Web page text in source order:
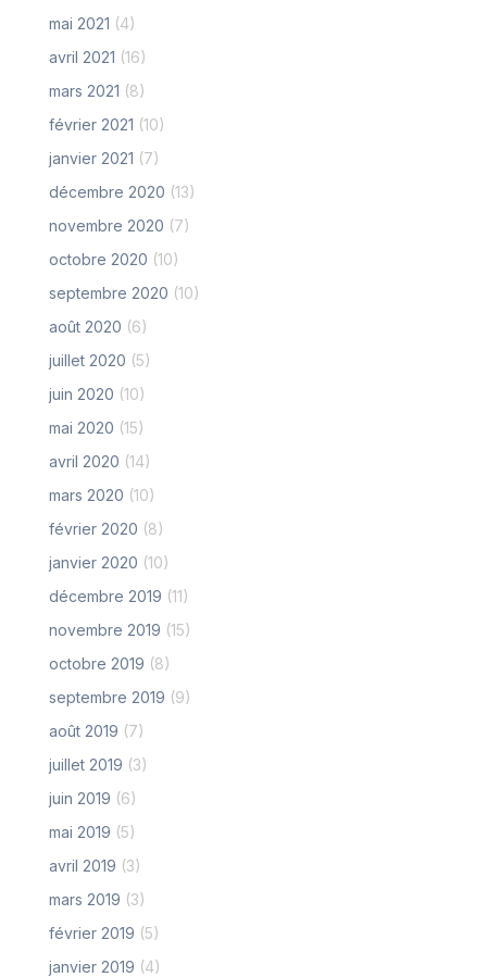
mai 2021 (4)
avril 2021 (16)
mars 2021 (8)
février 2021 (10)
janvier 2021 (7)
décembre 2020 (13)
novembre 2020 (7)
octobre 2020 (10)
septembre 2020 (10)
août 2020 (6)
juillet 2020 (5)
juin 2020 (10)
mai 2020 (15)
avril 2020 (14)
mars 2020 (10)
février 2020 (8)
janvier 2020 (10)
décembre 2019 (11)
novembre 2019 (15)
octobre 2019 (8)
septembre 2019 (9)
août 2019 (7)
juillet 2019 (3)
juin 2019 (6)
mai 2019 (5)
avril 2019 (3)
mars 2019 (3)
février 2019 (5)
janvier 2019 (4)